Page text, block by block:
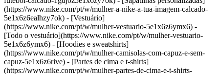
(https://www.nike.com/pt/w/mulher-a-nike-a-tua-imagem-calcado-
5e1x6z6ealhzy7ok) - [Vestuário]
(https://www.nike.com/pt/w/mulher-vestuario-5e1x6z6ymx6) -
[Todo o vestuário](https://www.nike.com/pt/w/mulher-vestuario-
5e1x6z6ymx6) - [Hoodies e sweatshirts]
(https://www.nike.com/pt/w/mulher-camisolas-com-capuz-e-sem-
capuz-5e1x6z6rive) - [Partes de cima e t-shirts]
(https://www.nike.com/pt/w/mulher-partes-de-cima-e-t-shirts-